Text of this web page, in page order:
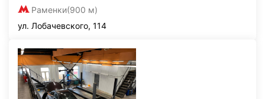
Раменки(900 м)
ул. Лобачевского, 114